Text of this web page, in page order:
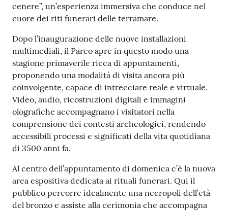
cenere”, un’esperienza immersiva che conduce nel
cuore dei riti funerari delle terramare.
Dopo l’inaugurazione delle nuove installazioni
multimediali, il Parco apre in questo modo una
stagione primaverile ricca di appuntamenti,
proponendo una modalità di visita ancora più
coinvolgente, capace di intrecciare reale e virtuale.
Video, audio, ricostruzioni digitali e immagini
olografiche accompagnano i visitatori nella
comprensione dei contesti archeologici, rendendo
accessibili processi e significati della vita quotidiana
di 3500 anni fa.
Al centro dell’appuntamento di domenica c’è la nuova
area espositiva dedicata ai rituali funerari. Qui il
pubblico percorre idealmente una necropoli dell’età
del bronzo e assiste alla cerimonia che accompagna